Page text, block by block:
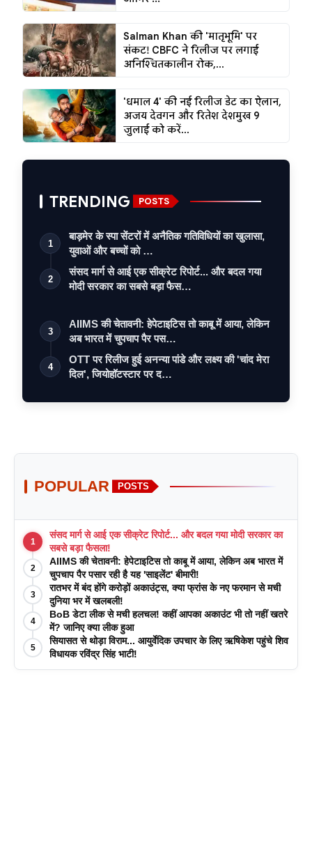
Salman Khan की 'मातृभूमि' पर
संकट! CBFC ने रिलीज पर लगाई
अनिश्चितकालीन रोक,...
'धमाल 4' की नई रिलीज डेट का ऐलान,
अजय देवगन और रितेश देशमुख 9
जुलाई को करें...
TRENDING POSTS
1
बाड़मेर के स्पा सेंटरों में अनैतिक गतिविधियों का खुलासा,
युवाओं और बच्चों को …
2
संसद मार्ग से आई एक सीक्रेट रिपोर्ट... और बदल गया
मोदी सरकार का सबसे बड़ा फैस…
3
AIIMS की चेतावनी: हेपेटाइटिस तो काबू में आया, लेकिन
अब भारत में चुपचाप पैर पस…
4
OTT पर रिलीज हुई अनन्या पांडे और लक्ष्य की 'चांद मेरा
दिल', जियोहॉटस्टार पर द…
POPULAR POSTS
1
संसद मार्ग से आई एक सीक्रेट रिपोर्ट... और बदल गया मोदी सरकार का
सबसे बड़ा फैसला!
2
AIIMS की चेतावनी: हेपेटाइटिस तो काबू में आया, लेकिन अब भारत में
चुपचाप पैर पसार रही है यह 'साइलेंट' बीमारी!
3
रातभर में बंद होंगे करोड़ों अकाउंट्स, क्या फ्रांस के नए फरमान से मची
दुनिया भर में खलबली!
4
BoB डेटा लीक से मची हलचल! कहीं आपका अकाउंट भी तो नहीं खतरे
में? जानिए क्या लीक हुआ
5
सियासत से थोड़ा विराम... आयुर्वेदिक उपचार के लिए ऋषिकेश पहुंचे शिव
विधायक रविंद्र सिंह भाटी!